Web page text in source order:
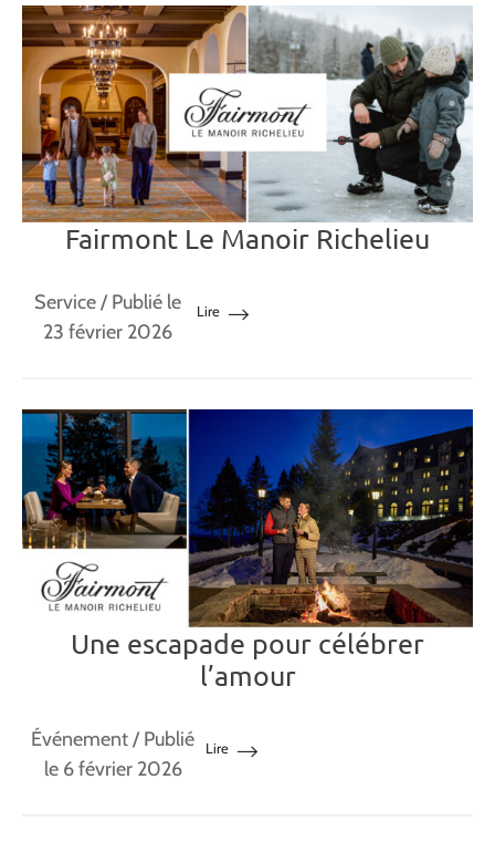
Fairmont Le Manoir Richelieu
Service/ Publié le
23 février 2026
Lire
Une escapade pour célébrer
l’amour
Événement/ Publié
le 6 février 2026
Lire